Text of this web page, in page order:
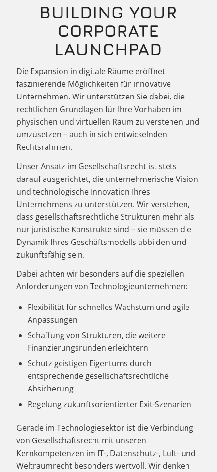
BUILDING YOUR
CORPORATE
LAUNCHPAD
Die Expansion in digitale Räume eröffnet
faszinierende Möglichkeiten für innovative
Unternehmen. Wir unterstützen Sie dabei, die
rechtlichen Grundlagen für Ihre Vorhaben im
physischen und virtuellen Raum zu verstehen und
umzusetzen – auch in sich entwickelnden
Rechtsrahmen.
Unser Ansatz im Gesellschaftsrecht ist stets
darauf ausgerichtet, die unternehmerische Vision
und technologische Innovation Ihres
Unternehmens zu unterstützen. Wir verstehen,
dass gesellschaftsrechtliche Strukturen mehr als
nur juristische Konstrukte sind – sie müssen die
Dynamik Ihres Geschäftsmodells abbilden und
zukunftsfähig sein.
Dabei achten wir besonders auf die speziellen
Anforderungen von Technologieunternehmen:
Flexibilität für schnelles Wachstum und agile
Anpassungen
Schaffung von Strukturen, die weitere
Finanzierungsrunden erleichtern
Schutz geistigen Eigentums durch
entsprechende gesellschaftsrechtliche
Absicherung
Regelung zukunftsorientierter Exit-Szenarien
Gerade im Technologiesektor ist die Verbindung
von Gesellschaftsrecht mit unseren
Kernkompetenzen im IT-, Datenschutz-, Luft- und
Weltraumrecht besonders wertvoll. Wir denken